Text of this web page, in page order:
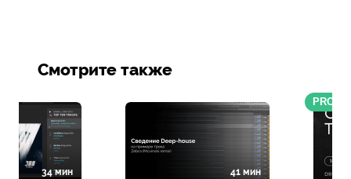
Смотрите также
34 мин 41 мин
PRO